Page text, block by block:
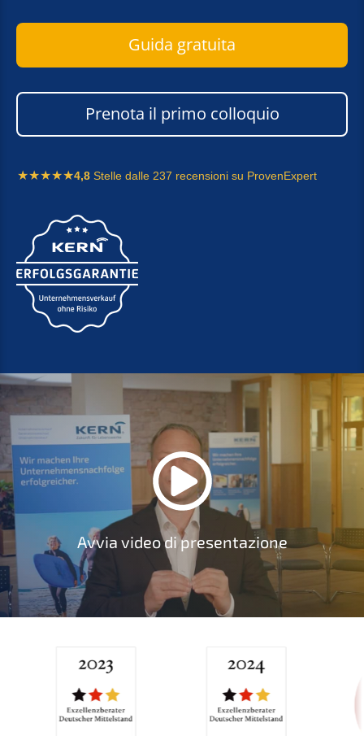
Guida gratuita
Prenota il primo colloquio
4,8 Stelle dalle 237 recensioni su ProvenExpert
Avvia video di presentazione